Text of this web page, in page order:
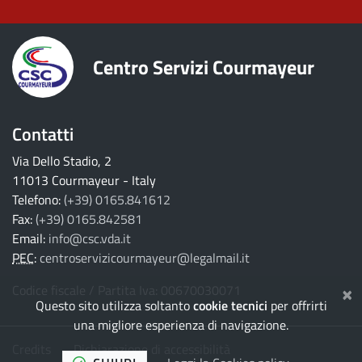
Questo sito utilizza soltantocookie tecnici per offrirti
una migliore esperienza di navigazione.
×
Centro Servizi Courmayeur
Contatti
Via Dello Stadio, 2
11013 Courmayeur - Italy
Telefono:(+39) 0165.841612
Fax:(+39) 0165.842581
Email: info@csc.vda.it
PEC:centroservizicourmayeur@legalmail.it
Dichiarazione di accessibilità